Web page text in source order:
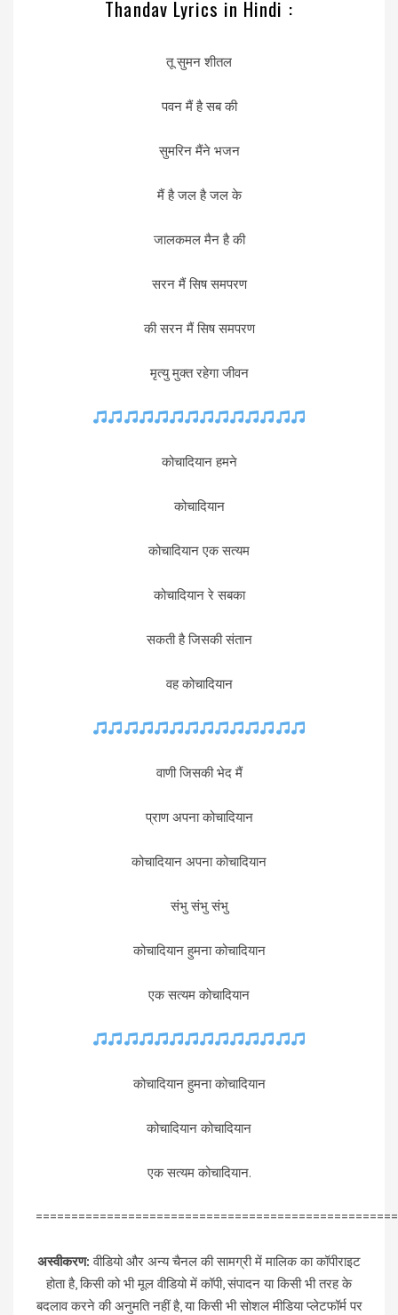
Thandav Lyrics in Hindi :
तू सुमन शीतल
पवन मैं है सब की
सुमरिन मैंने भजन
मैं है जल है जल के
जालकमल मैन है की
सरन मैं सिष समपरण
की सरन मैं सिष समपरण
मृत्यु मुक्त रहेगा जीवन
कोचादियान हमने
कोचादियान
कोचादियान एक सत्यम
कोचादियान रे सबका
सकती है जिसकी संतान
वह कोचादियान
वाणी जिसकी भेद मैं
प्राण अपना कोचादियान
कोचादियान अपना कोचादियान
संभु संभु संभु
कोचादियान हुमना कोचादियान
एक सत्यम कोचादियान
कोचादियान हुमना कोचादियान
कोचादियान कोचादियान
एक सत्यम कोचादियान.
अस्वीकरण: वीडियो और अन्य चैनल की सामग्री में मालिक का कॉपीराइट
होता है, किसी को भी मूल वीडियो में कॉपी, संपादन या किसी भी तरह के
बदलाव करने की अनुमति नहीं है, या किसी भी सोशल मीडिया प्लेटफॉर्म पर